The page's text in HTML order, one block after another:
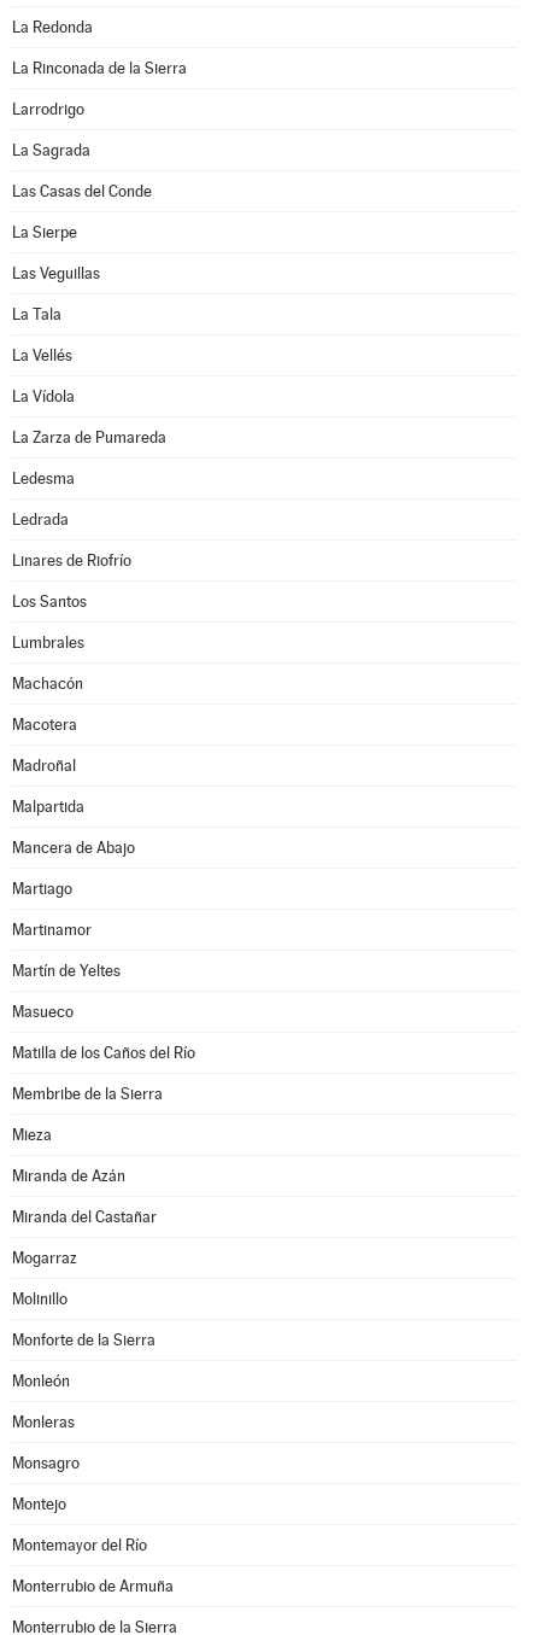
La Redonda
La Rinconada de la Sierra
Larrodrigo
La Sagrada
Las Casas del Conde
La Sierpe
Las Veguillas
La Tala
La Vellés
La Vídola
La Zarza de Pumareda
Ledesma
Ledrada
Linares de Riofrío
Los Santos
Lumbrales
Machacón
Macotera
Madroñal
Malpartida
Mancera de Abajo
Martiago
Martinamor
Martín de Yeltes
Masueco
Matilla de los Caños del Río
Membribe de la Sierra
Mieza
Miranda de Azán
Miranda del Castañar
Mogarraz
Molinillo
Monforte de la Sierra
Monleón
Monleras
Monsagro
Montejo
Montemayor del Río
Monterrubio de Armuña
Monterrubio de la Sierra